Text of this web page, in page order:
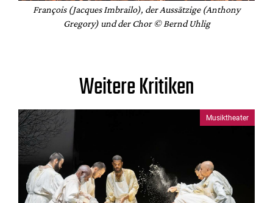
François (Jacques Imbrailo), der Aussätzige (Anthony
Gregory) und der Chor © Bernd Uhlig
Weitere Kritiken
Musiktheater